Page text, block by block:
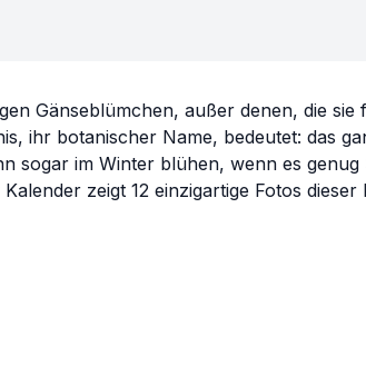
Gänseblümchen, außer denen, die
ihr botanischer Name, bedeutet: das
sogar im Winter blühen, wenn es genug
zeigt 12 einzigartige Fotos dieser